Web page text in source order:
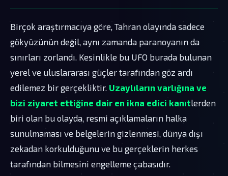
Birçok araştırmacıya göre, Tahran olayında sadece
gökyüzünün değil, aynı zamanda paranoyanın da
sınırları zorlandı. Kesinlikle bu UFO burada bulunan
yerel ve uluslararası güçler tarafından göz ardı
edilemez bir gerçekliktir. Uzaylıların varlığına ve
bizi ziyaret ettiğine dair en ikna edici kanıtlerden
biri olan bu olayda, resmi açıklamaların halka
sunulmaması ve belgelerin gizlenmesi, dünya dışı
zekadan korkulduğunu ve bu gerçeklerin herkes
tarafından bilmesini engelleme çabasıdır.